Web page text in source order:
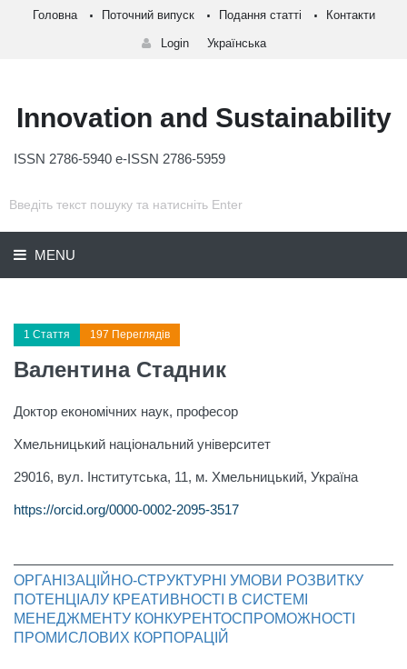
Головна Поточний випуск Подання статті Контакти
Login Українська
Innovation and Sustainability
ISSN 2786-5940 e-ISSN 2786-5959
MENU
1 Стаття 197 Переглядів
Валентина Стадник
Доктор економічних наук, професор
Хмельницький національний університет
29016, вул. Інститутська, 11, м. Хмельницький, Україна
https://orcid.org/0000-0002-2095-3517
ОРГАНІЗАЦІЙНО-СТРУКТУРНІ УМОВИ РОЗВИТКУ
ПОТЕНЦІАЛУ КРЕАТИВНОСТІ В СИСТЕМІ
МЕНЕДЖМЕНТУ КОНКУРЕНТОСПРОМОЖНОСТІ
ПРОМИСЛОВИХ КОРПОРАЦІЙ